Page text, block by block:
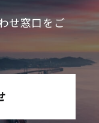
せ窓口をご